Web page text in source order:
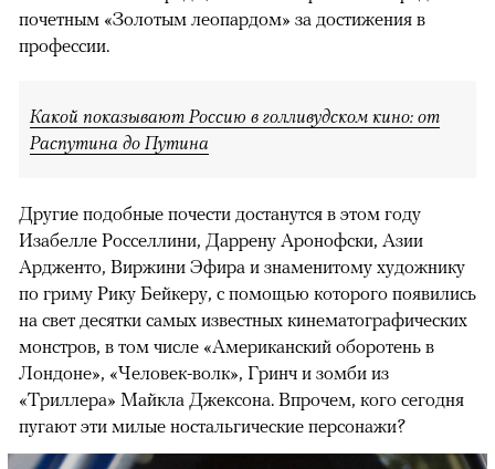
почетным «Золотым леопардом» за достижения в
профессии.
Какой показывают Россию в голливудском кино: от
Распутина до Путина
Другие подобные почести достанутся в этом году
Изабелле Росселлини, Даррену Аронофски, Азии
Ардженто, Виржини Эфира и знаменитому художнику
по гриму Рику Бейкеру, с помощью которого появились
на свет десятки самых известных кинематографических
монстров, в том числе «Американский оборотень в
Лондоне», «Человек-волк», Гринч и зомби из
«Триллера» Майкла Джексона. Впрочем, кого сегодня
пугают эти милые ностальгические персонажи?